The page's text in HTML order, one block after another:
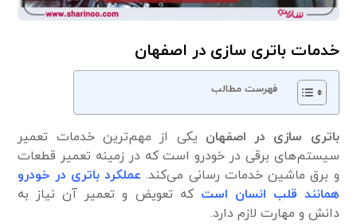
خدمات باتری سازی در اصفهان
فهرست مطالب
باتری سازی در اصفهان یکی از مهم‌ترین خدمات تعمیر
سیستم‌های برقی در خودرو است که در زمینه تعمیر قطعات
و برق ماشین خدمات رسانی می‌کند. عملکرد باتری در خودرو
همانند قلب انسان است که تعویض و تعمیر آن نیاز به
دانش و مهارت لازم دارد.